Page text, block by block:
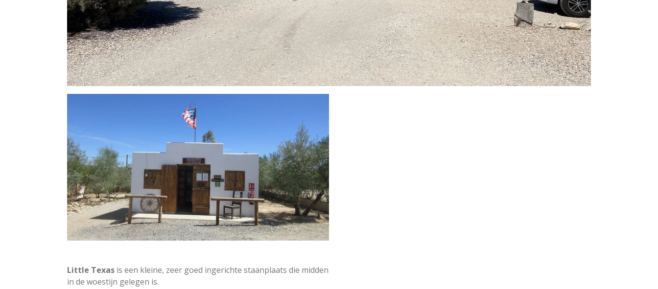
Little Texas is een kleine, zeer goed ingerichte staanplaats die midden
in de woestijn gelegen is.